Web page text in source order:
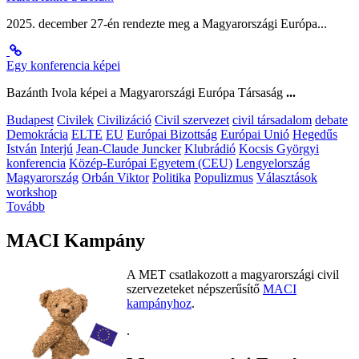
2025. december 27-én rendezte meg a Magyarországi Európa...
Egy konferencia képei
Bazánth Ivola képei a Magyarországi Európa Társaság ...
Budapest Civilek Civilizáció Civil szervezet civil társadalom debate
Demokrácia ELTE EU Európai Bizottság Európai Unió Hegedűs
István Interjú Jean-Claude Juncker Klubrádió Kocsis Györgyi
konferencia Közép-Európai Egyetem (CEU) Lengyelország
Magyarország Orbán Viktor Politika Populizmus Választások
workshop
Tovább
MACI Kampány
A MET csatlakozott a magyarországi civil
szervezeteket népszerűsítő MACI
kampányhoz.
.